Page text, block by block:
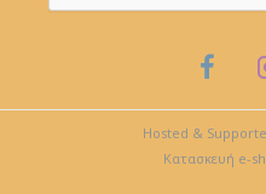
Hosted &
Κατασκευή e-